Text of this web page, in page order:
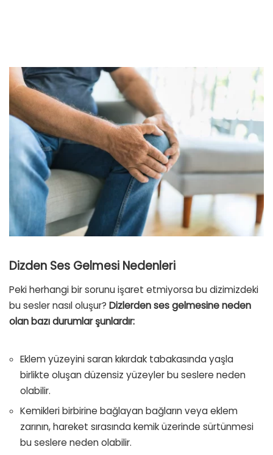
Dizden Ses Gelmesi Nedenleri
Peki herhangi bir sorunu işaret etmiyorsa bu dizimizdeki
bu sesler nasıl oluşur? Dizlerden ses gelmesine neden
olan bazı durumlar şunlardır:
Eklem yüzeyini saran kıkırdak tabakasında yaşla
birlikte oluşan düzensiz yüzeyler bu seslere neden
olabilir.
Kemikleri birbirine bağlayan bağların veya eklem
zarının, hareket sırasında kemik üzerinde sürtünmesi
bu seslere neden olabilir.